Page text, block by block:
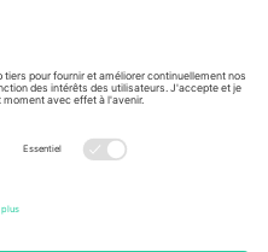
Comment ça marche